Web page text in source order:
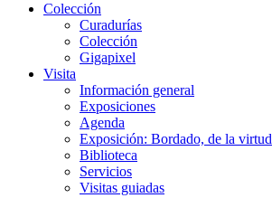
Colección
Curadurías
Colección
Gigapixel
Visita
Información general
Exposiciones
Agenda
Exposición: Bordado, de la virtud
Biblioteca
Servicios
Visitas guiadas